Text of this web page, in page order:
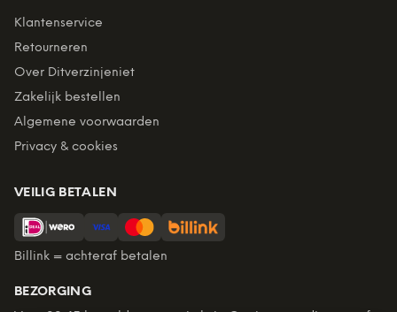
Klantenservice
Retourneren
Over Ditverzinjeniet
Zakelijk bestellen
Algemene voorwaarden
Privacy & cookies
VEILIG BETALEN
Billink = achteraf betalen
BEZORGING